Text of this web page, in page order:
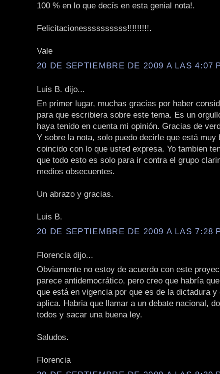
100 % en lo que decís en esta genial nota!.
Felicitacionessssssssss!!!!!!!!!.
Vale
20 DE SEPTIEMBRE DE 2009 A LAS 4:07
Luis B. dijo...
En primer lugar, muchas gracias por haber
para que escribiera sobre este tema. Es un
haya tenido en cuenta mi opinión. Gracias de
Y sobre la nota, solo puedo decirle que está muy
coincido con lo que usted expresa. Yo tambien
que todo esto es solo para ir contra el grupo
medios obsecuentes.
Un abrazo y gracias.
Luis B.
20 DE SEPTIEMBRE DE 2009 A LAS 7:28
Florencia dijo...
Obviamente no estoy de acuerdo con este
parece antidemocrático, pero creo que habría
que está en vigencia por que es de la dictadura
aplica. Habria que llamar a un debate nacional,
todos y sacar una buena ley.
Saludos.
Florencia